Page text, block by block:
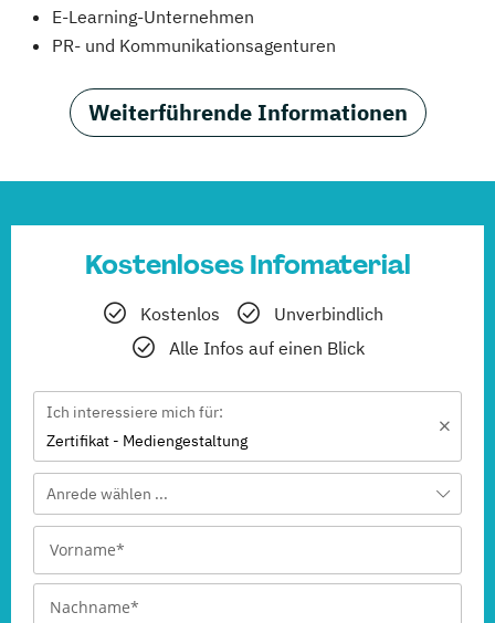
E-Learning-Unternehmen
PR- und Kommunikationsagenturen
Weiterführende Informationen
Kostenloses Infomaterial
Kostenlos
Unverbindlich
Alle Infos auf einen Blick
Ich interessiere mich für:
Zertifikat - Mediengestaltung
Anrede wählen ...